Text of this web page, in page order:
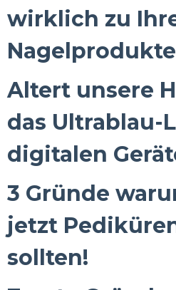
wirklich zu
Altert unsere
das Ultrablau-
digitalen
3 Gründe
jetzt
sollten!